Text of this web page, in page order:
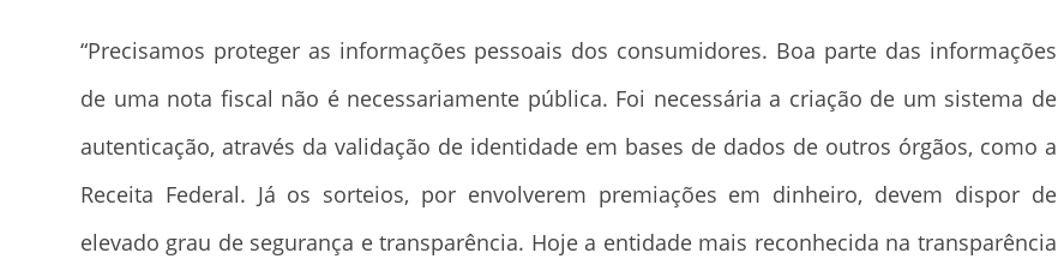
“Precisamos proteger as informações pessoais dos consumidores. Boa parte das informações
de uma nota fiscal não é necessariamente pública. Foi necessária a criação de um sistema de
autenticação, através da validação de identidade em bases de dados de outros órgãos, como a
Receita Federal. Já os sorteios, por envolverem premiações em dinheiro, devem dispor de
elevado grau de segurança e transparência. Hoje a entidade mais reconhecida na transparência